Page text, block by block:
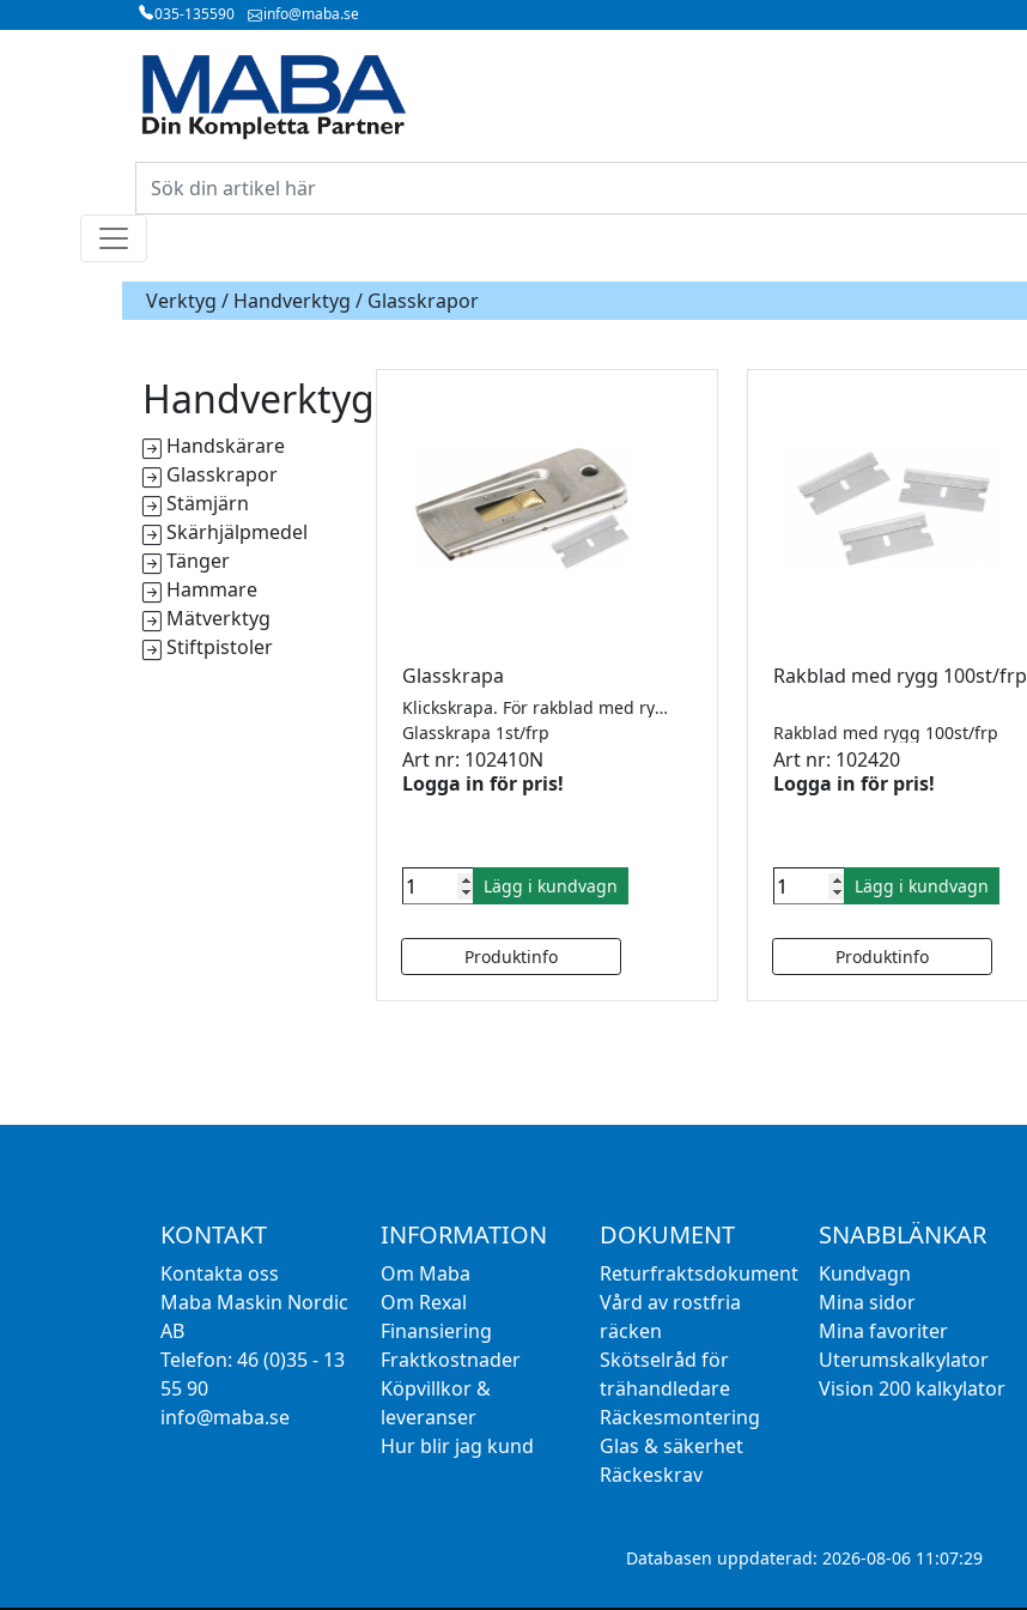
035-135590 info@maba.se
Verktyg / Handverktyg / Glasskrapor
Handverktyg
Handskärare
Glasskrapor
Stämjärn
Skärhjälpmedel
Tänger
Hammare
Mätverktyg
Stiftpistoler
Glasskrapa
Klickskrapa. För rakblad med rygg.
Glasskrapa 1st/frp
Art nr: 102410N
Logga in för pris!
Lägg i kundvagn
Rakblad med rygg 100st/frp
Rakblad med rygg 100st/frp
Art nr: 102420
Logga in för pris!
Lägg i kundvagn
KONTAKT
Kontakta oss
Maba Maskin Nordic
AB
Telefon: 46 (0)35 - 13
55 90
info@maba.se
INFORMATION
Om Maba
Om Rexal
Finansiering
Fraktkostnader
Köpvillkor &
leveranser
Hur blir jag kund
DOKUMENT
Returfraktsdokument
Vård av rostfria
räcken
Skötselråd för
trähandledare
Räckesmontering
Glas & säkerhet
Räckeskrav
SNABBLÄNKAR
Kundvagn
Mina sidor
Mina favoriter
Uterumskalkylator
Vision 200 kalkylator
Databasen uppdaterad: 2026-08-06 11:07:29